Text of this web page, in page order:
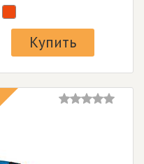
Купить